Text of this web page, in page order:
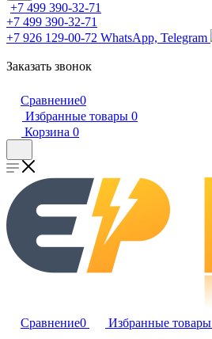
+7 499 390-32-71
+7 499 390-32-71
+7 926 129-00-72 WhatsApp, Telegram
Заказать звонок
Сравнение0
Избранные товары 0
Корзина 0
Сравнение0 Избранные товары